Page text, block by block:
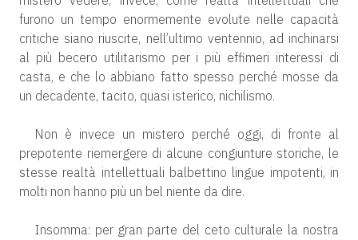
furono un tempo enormemente evolute nelle capacità
critiche siano riuscite, nell’ultimo ventennio, ad inchinarsi
al più becero utilitarismo per i più effimeri interessi di
casta, e che lo abbiano fatto spesso perché mosse da
un decadente, tacito, quasi isterico, nichilismo.
Non è invece un mistero perché oggi, di fronte al
prepotente riemergere di alcune congiunture storiche, le
stesse realtà intellettuali balbettino lingue impotenti, in
molti non hanno più un bel niente da dire.
Insomma: per gran parte del ceto culturale la nostra